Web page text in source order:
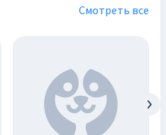
Смотреть все